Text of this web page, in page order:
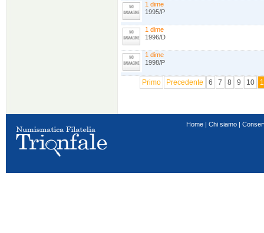
1 dime
1995/P
1 dime
1996/D
1 dime
1998/P
Primo Precedente 6 7 8 9 10
Home | Chi siamo |